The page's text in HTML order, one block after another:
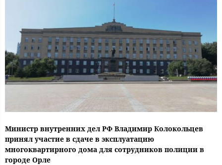
Министр внутренних дел РФ Владимир Колокольцев
принял участие в сдаче в эксплуатацию
многоквартирного дома для сотрудников полиции в
городе Орле